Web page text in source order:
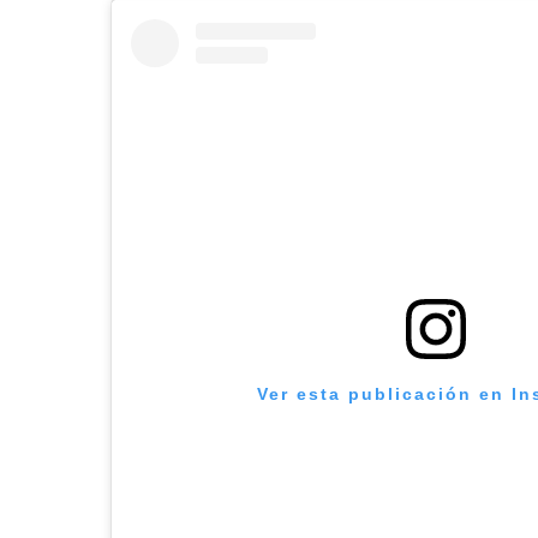
Ver esta publicación en